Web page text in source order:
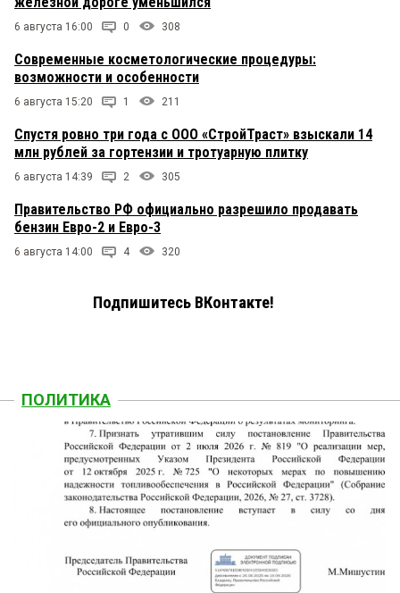
6 августа 16:00 0 308
Современные косметологические процедуры:
возможности и особенности
6 августа 15:20 1 211
Спустя ровно три года с ООО «СтройТраст» взыскали 14
млн рублей за гортензии и тротуарную плитку
6 августа 14:39 2 305
Правительство РФ официально разрешило продавать
бензин Евро-2 и Евро-3
6 августа 14:00 4 320
Подпишитесь ВКонтакте!
ПОЛИТИКА